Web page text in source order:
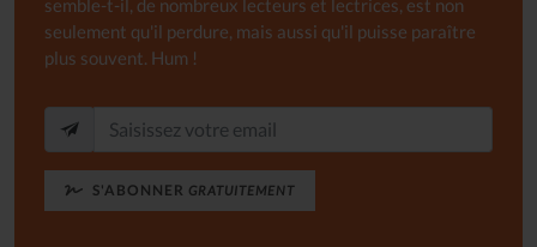
semble-t-il, de nombreux lecteurs et lectrices, est non
seulement qu'il perdure, mais aussi qu'il puisse paraître
plus souvent. Hum !
S'ABONNER GRATUITEMENT